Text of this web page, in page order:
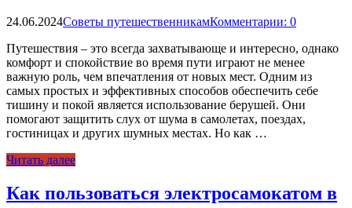
24.06.2024Советы путешественникамКомментарии: 0
Путешествия – это всегда захватывающе и интересно, однако
комфорт и спокойствие во время пути играют не менее
важную роль, чем впечатления от новых мест. Одним из
самых простых и эффективных способов обеспечить себе
тишину и покой является использование берушей. Они
помогают защитить слух от шума в самолетах, поездах,
гостиницах и других шумных местах. Но как …
Читать далее
Как пользоваться электросамокатом в